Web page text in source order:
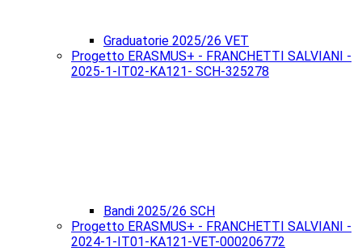
Graduatorie 2025/26 VET
Progetto ERASMUS+ - FRANCHETTI SALVIANI -
2025-1-IT02-KA121- SCH-325278
Bandi 2025/26 SCH
Progetto ERASMUS+ - FRANCHETTI SALVIANI -
2024-1-IT01-KA121-VET-000206772